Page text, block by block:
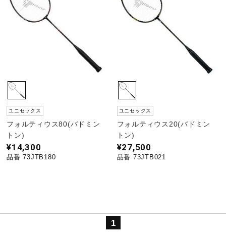
その他
ユニセックス
フォルティウス80(バドミン
トン)
¥14,300
品番 73JTB180
ユニセックス
フォルティウス20(バドミン
トン)
¥27,500
品番 73JTB021
1